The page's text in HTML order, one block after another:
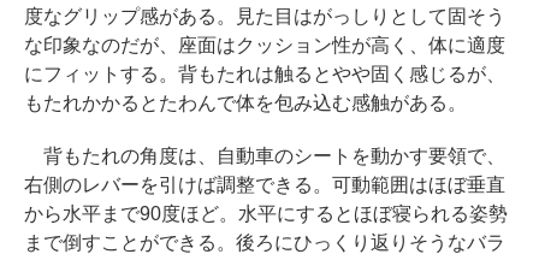
度なグリップ感がある。見た目はがっしりとして固そう
な印象なのだが、座面はクッション性が高く、体に適度
にフィットする。背もたれは触るとやや固く感じるが、
もたれかかるとたわんで体を包み込む感触がある。
背もたれの角度は、自動車のシートを動かす要領で、
右側のレバーを引けば調整できる。可動範囲はほぼ垂直
から水平まで90度ほど。水平にするとほぼ寝られる姿勢
まで倒すことができる。後ろにひっくり返りそうなバラ